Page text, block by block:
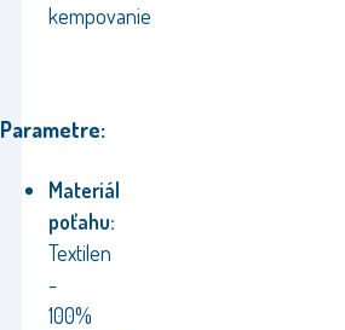
kempovanie
Parametre:
Materiál
poťahu:
Textilen
-
100%